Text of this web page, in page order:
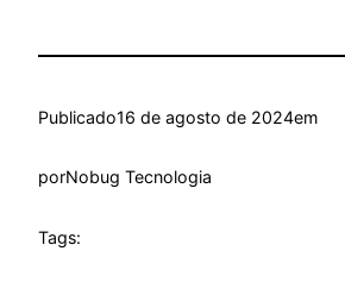
Publicado16 de agosto de 2024em
porNobug Tecnologia
Tags: